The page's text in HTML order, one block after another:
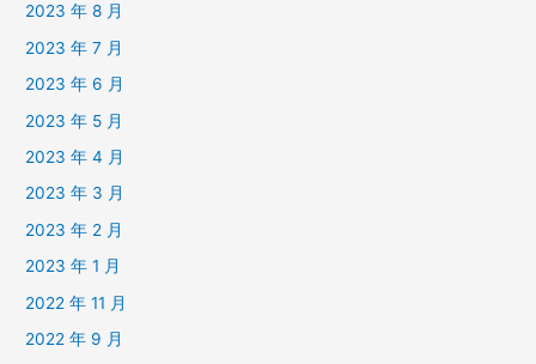
2023 年 8 月
2023 年 7 月
2023 年 6 月
2023 年 5 月
2023 年 4 月
2023 年 3 月
2023 年 2 月
2023 年 1 月
2022 年 11 月
2022 年 9 月